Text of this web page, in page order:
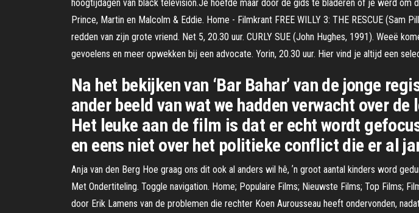
hoogtijdagen van black television.Je hoefde maar door de gids te bladeren of je werd om
Prince, Martin en Malcolm & Eddie. Home - Filmkrant FREE WILLY 3: THE RESCUE
redden van zijn grote vriend. Net 5, 20.30 uur. CURLY SUE (John Hughes, 1991). Weeë
gevoelens en meer opwekken bij een advocate. Yorin, 20.30 uur. Hier vind je altijd een
Na het bekijken van ‘Bar Bahar’ van de jonge
ander beeld van wat we hadden verwacht over
Het leuke aan de film is dat er echt wordt
en eens niet over het politieke conflict die er al
Anja van den Berg Hoe graag ons dit ook al anders wil hê, ʼn groot aantal kinders word
Met Ondertiteling. Toggle navigation. Home; Populaire Films; Nieuwste Films; Top Films;
door Erik Lamens van de problemen die rechter Koen Aurousseau heeft ondervonden,